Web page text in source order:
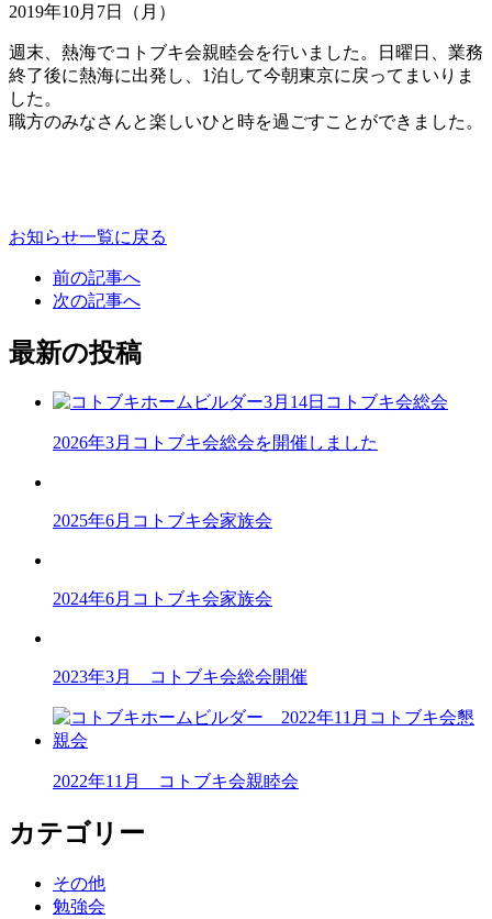
2019年10月7日（月）
週末、熱海でコトブキ会親睦会を行いました。日曜日、業務
終了後に熱海に出発し、1泊して今朝東京に戻ってまいりま
した。
職方のみなさんと楽しいひと時を過ごすことができました。
お知らせ一覧に戻る
前の記事へ
次の記事へ
最新の投稿
2026年3月コトブキ会総会を開催しました
2025年6月コトブキ会家族会
2024年6月コトブキ会家族会
2023年3月 コトブキ会総会開催
2022年11月 コトブキ会親睦会
カテゴリー
その他
勉強会